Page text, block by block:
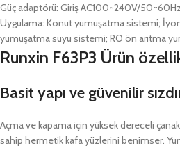
Güç adaptörü: Giriş AC100~240V/50~60Hz
Uygulama: Konut yumuşatma sistemi;
yumuşatma suyu sistemi; RO ön arıtma
Runxin F63P3 Ürün
Basit yapı ve güvenilir
Açma ve kapama için yüksek dereceli
sahip hermetik kafa yüzlerini benimser.